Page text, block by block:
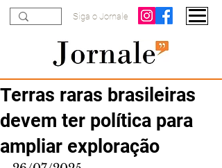
Siga o Jornale
Terras raras brasileiras
devem ter política para
ampliar exploração